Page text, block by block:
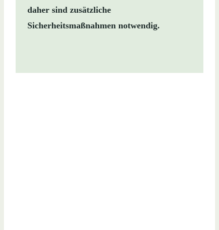
daher sind zusätzliche
Sicherheitsmaßnahmen notwendig.